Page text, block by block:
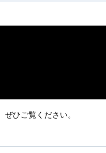
ひご覧ください。